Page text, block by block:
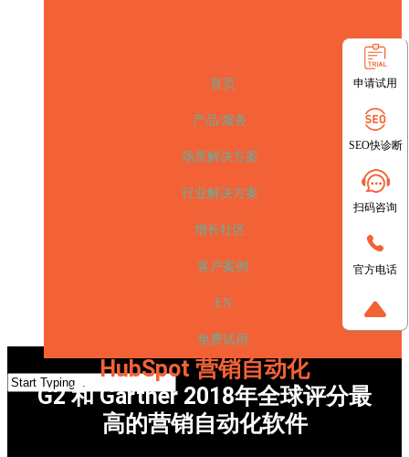
首页
产品/服务
场景解决方案
行业解决方案
增长社区
客户案例
EN
免费试用
HubSpot 营销自动化
G2 和 Gartner 2018年全球评分最
高的营销自动化软件
申请试用
SEO快诊断
扫码咨询
官方电话